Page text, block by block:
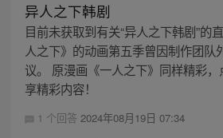
异人之下韩剧
目前未获取到有关“异人之下韩剧”的
人之下》的动画第五季曾因制作团队
议。 原漫画《一人之下》同样精彩
享精彩内容！
1 个回答 2024年08月19日 07:34